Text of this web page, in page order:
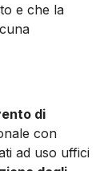
e che la
di
con
ad uso uffici